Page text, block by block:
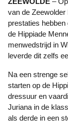
van de
prestaties
de Hippiade
menwedstrijd in
leverde dit zelfs
Na een strenge selectie mochten twee Zeewolder menners
starten op de
dressuur en
Juriana in de
als derde in een